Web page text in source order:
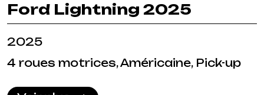
Ford Lightning 2025
2025
4 roues motrices, Américaine, Pick-up